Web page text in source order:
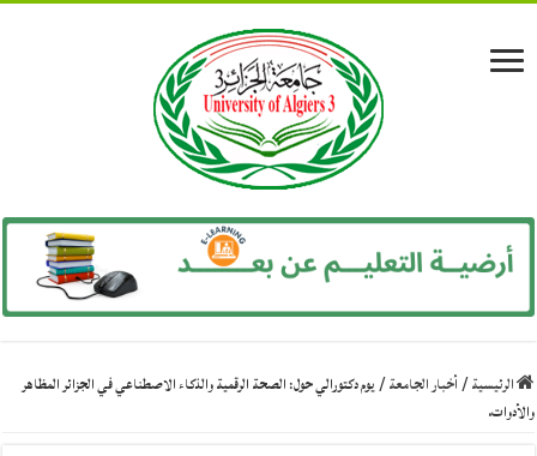
الرئيسية/أخبار الجامعة/يوم دكتورالي حول: الصحة الرقمية والذكاء الاصطناعي في الجزائر المظاهر
والأدوات.